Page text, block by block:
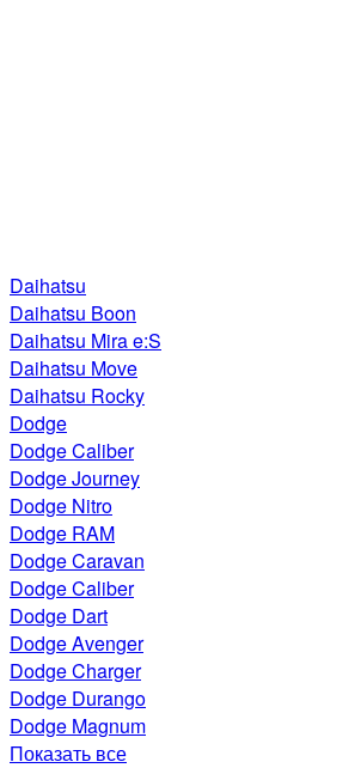
Daihatsu
Daihatsu Boon
Daihatsu Mira e:S
Daihatsu Move
Daihatsu Rocky
Dodge
Dodge Caliber
Dodge Journey
Dodge Nitro
Dodge RAM
Dodge Caravan
Dodge Caliber
Dodge Dart
Dodge Avenger
Dodge Charger
Dodge Durango
Dodge Magnum
Показать все